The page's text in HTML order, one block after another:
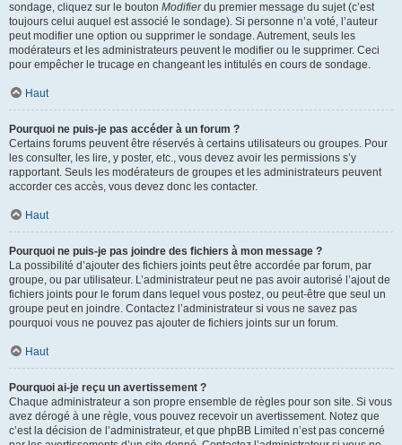
sondage, cliquez sur le bouton Modifierdu premier message du sujet (c’est
toujours celui auquel est associé le sondage). Si personne n’a voté, l’auteur
peut modifier une option ou supprimer le sondage. Autrement, seuls les
modérateurs et les administrateurs peuvent le modifier ou le supprimer. Ceci
pour empêcher le trucage en changeant les intitulés en cours de sondage.
Haut
Pourquoi ne puis-je pas accéder à un forum ?
Certains forums peuvent être réservés à certains utilisateurs ou groupes. Pour
les consulter, les lire, y poster, etc., vous devez avoir les permissions s’y
rapportant. Seuls les modérateurs de groupes et les administrateurs peuvent
accorder ces accès, vous devez donc les contacter.
Haut
Pourquoi ne puis-je pas joindre des fichiers à mon message ?
La possibilité d’ajouter des fichiers joints peut être accordée par forum, par
groupe, ou par utilisateur. L’administrateur peut ne pas avoir autorisé l’ajout de
fichiers joints pour le forum dans lequel vous postez, ou peut-être que seul un
groupe peut en joindre. Contactez l’administrateur si vous ne savez pas
pourquoi vous ne pouvez pas ajouter de fichiers joints sur un forum.
Haut
Pourquoi ai-je reçu un avertissement ?
Chaque administrateur a son propre ensemble de règles pour son site. Si vous
avez dérogé à une règle, vous pouvez recevoir un avertissement. Notez que
c’est la décision de l’administrateur, et que phpBB Limited n’est pas concerné